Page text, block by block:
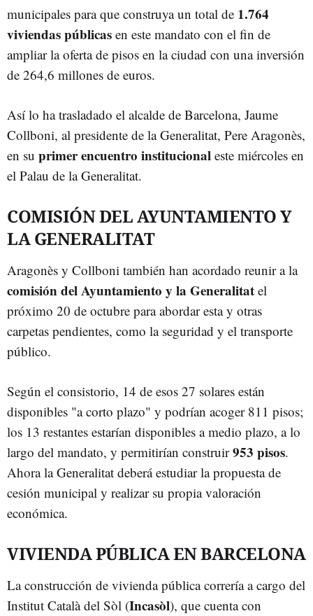
municipales para que construya un total de 1.764
viviendas públicas en este mandato con el fin de
ampliar la oferta de pisos en la ciudad con una inversión
de 264,6 millones de euros.
Así lo ha trasladado el alcalde de Barcelona, Jaume
Collboni, al presidente de la Generalitat, Pere Aragonès,
en su primer encuentro institucional este miércoles en
el Palau de la Generalitat.
COMISIÓN DEL AYUNTAMIENTO Y
LA GENERALITAT
Aragonès y Collboni también han acordado reunir a la
comisión del Ayuntamiento y la Generalitat el
próximo 20 de octubre para abordar esta y otras
carpetas pendientes, como la seguridad y el transporte
público.
Según el consistorio, 14 de esos 27 solares están
disponibles "a corto plazo" y podrían acoger 811 pisos;
los 13 restantes estarían disponibles a medio plazo, a lo
largo del mandato, y permitirían construir953 pisos.
Ahora la Generalitat deberá estudiar la propuesta de
cesión municipal y realizar su propia valoración
económica.
VIVIENDA PÚBLICA EN BARCELONA
La construcción de vivienda pública correría a cargo del
Institut Català del Sòl (Incasòl), que cuenta con